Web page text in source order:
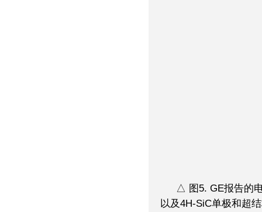
△ 图5. GE报告的
以及4H-SiC单极和超